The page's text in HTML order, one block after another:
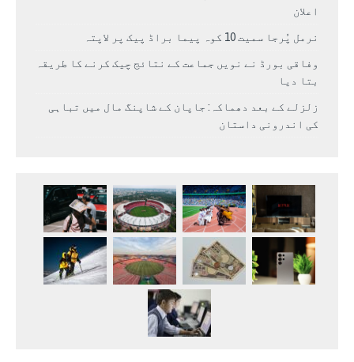
اعلان
نرمل پُرجا سمیت 10 کوہ پیما براڈ پیک پر لاپتہ
وفاقی بورڈ نے نویں جماعت کے نتائج چیک کرنے کا طریقہ
بتا دیا
زلزلے کے بعد دھماکہ: جاپان کے شاپنگ مال میں تباہی
کی اندرونی داستان